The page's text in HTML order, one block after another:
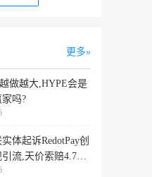
更多
做越大,HYPE会是
吗?
体起诉RedotPay创
流,天价索赔4.728